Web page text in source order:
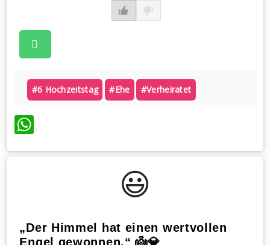
#6 Hochzeitstag #ehe #verheiratet
WhatsApp
😃️
„Der Himmel hat einen wertvollen
Engel gewonnen.“ 👼💎